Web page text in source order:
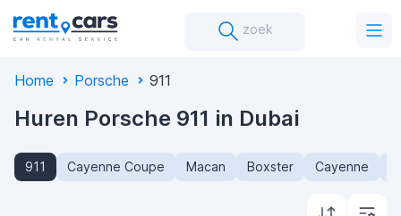
zoek
Home Porsche 911
Huren Porsche 911 in Dubai
911 Cayenne Coupe Macan Boxster Cayenne